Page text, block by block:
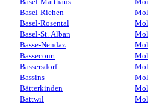
Basel-Riehen
Basel-Rosental
Basel-St. Alban
Basse-Nendaz
Bassecourt
Bassersdorf
Bassins
Bätterkinden
Bättwil